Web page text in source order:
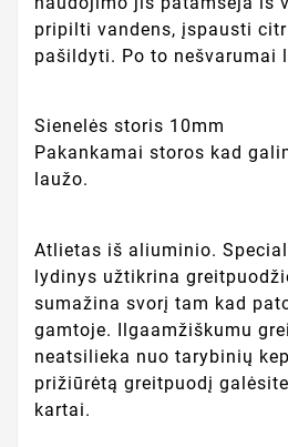
pripilti vandens, įspausti
pašildyti. Po to nešvarumai
Sienelės storis 10mm
Pakankamai storos kad
laužo.
Atlietas iš aliuminio.
lydinys užtikrina
sumažina svorį tam kad
gamtoje. Ilgaamžiškumu
neatsilieka nuo tarybinių
prižiūrėtą greitpuodį
kartai.